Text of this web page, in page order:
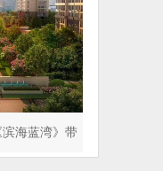
海蓝湾》带